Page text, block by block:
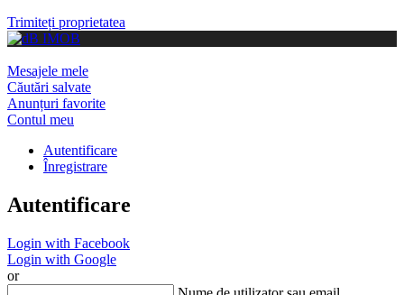
Trimiteți proprietatea
Mesajele mele
Căutări salvate
Anunțuri favorite
Contul meu
Autentificare
Înregistrare
Autentificare
Login with Facebook
Login with Google
or